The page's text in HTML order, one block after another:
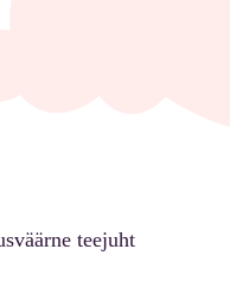
teejuht